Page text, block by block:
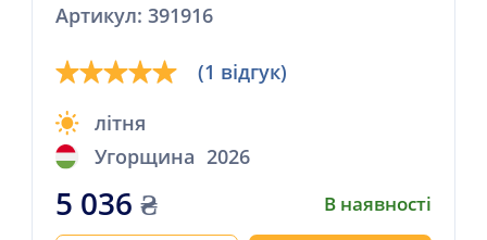
Артикул: 391916
(1 відгук)
літня
Угорщина 2026
5 036 ₴ В наявності